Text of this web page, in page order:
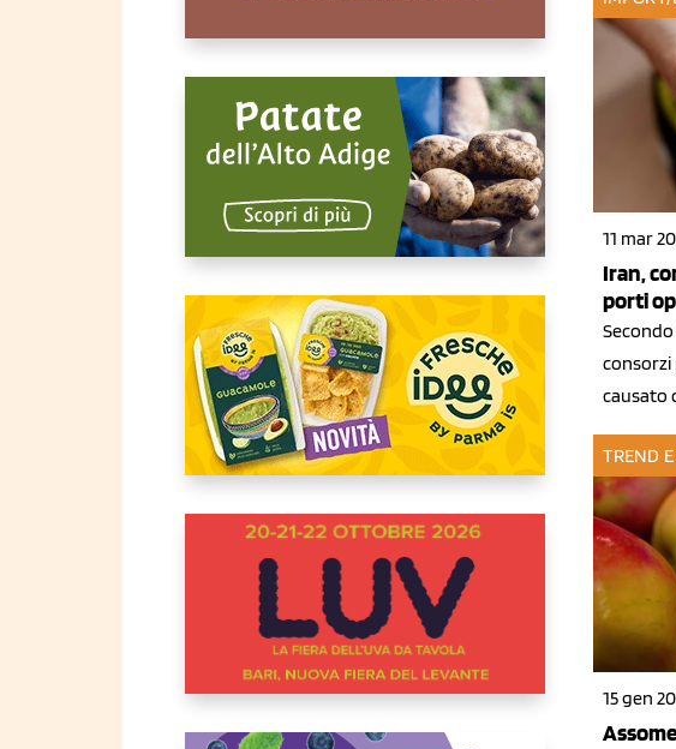
11 mar
Iran,
porti
causato
TREND
15 gen